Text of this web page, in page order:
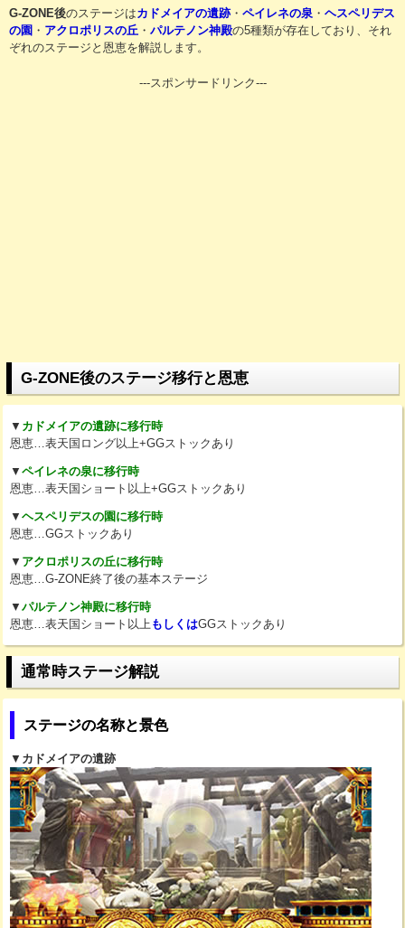
G-ZONE後のステージはカドメイアの遺跡・ ペイレネの泉 ・ ヘスペリデス
の園 ・ アクロポリスの丘 ・ パルテノン神殿の5種類が存在しており、それ
ぞれのステージと恩恵を解説します。
---スポンサードリンク---
G-ZONE後のステージ移行と恩恵
▼ カドメイアの遺跡に移行時
恩恵…表天国ロング以上+GGストックあり
▼ ペイレネの泉に移行時
恩恵…表天国ショート以上+GGストックあり
▼ ヘスペリデスの園に移行時
恩恵…GGストックあり
▼ アクロポリスの丘に移行時
恩恵…G-ZONE終了後の基本ステージ
▼ パルテノン神殿に移行時
恩恵…表天国ショート以上もしくはGGストックあり
通常時ステージ解説
ステージの名称と景色
▼ カドメイアの遺跡